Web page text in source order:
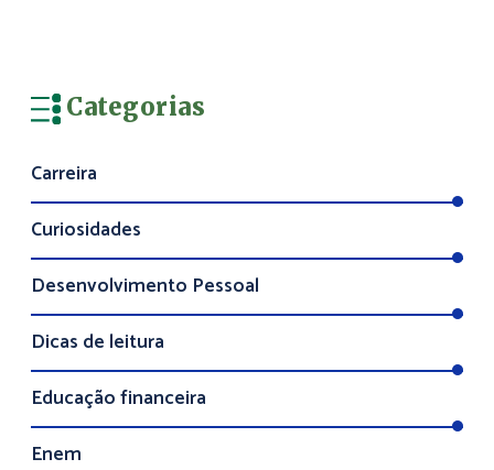
Categorias
Carreira
Curiosidades
Desenvolvimento Pessoal
Dicas de leitura
Educação financeira
Enem